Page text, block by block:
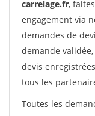
carrelage.fr,
engagement via
demandes de
demande
devis
tous les
Toutes les